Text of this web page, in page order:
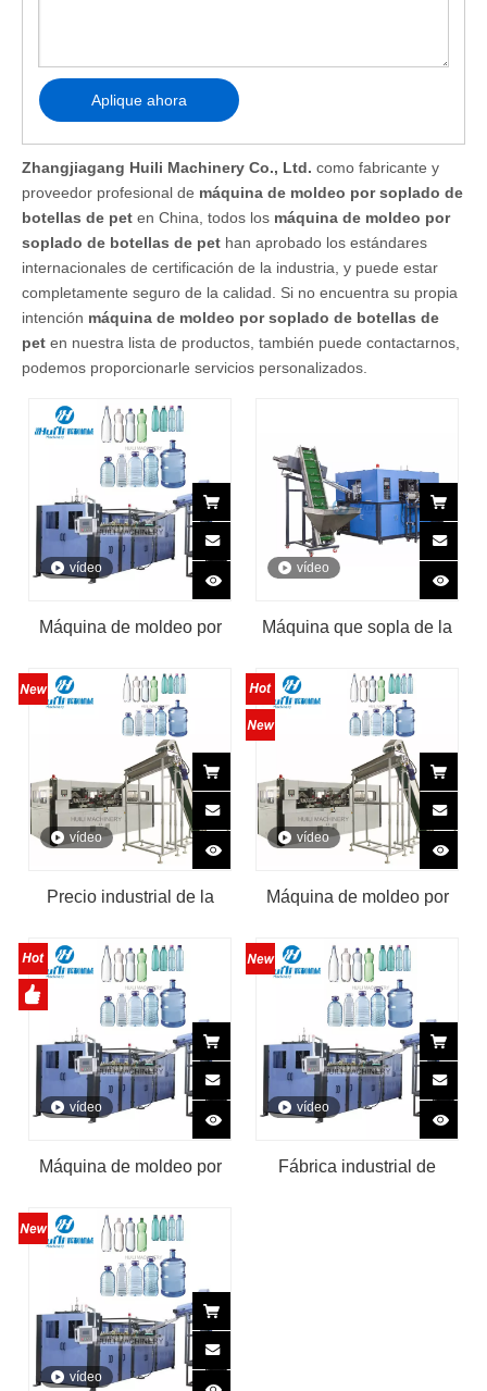
Aplique ahora
Zhangjiagang Huili Machinery Co., Ltd. como fabricante y
proveedor profesional de máquina de moldeo por soplado de
botellas de pet en China, todos los máquina de moldeo por
soplado de botellas de pet han aprobado los estándares
internacionales de certificación de la industria, y puede estar
completamente seguro de la calidad. Si no encuentra su propia
intención máquina de moldeo por soplado de botellas de
pet en nuestra lista de productos, también puede contactarnos,
podemos proporcionarle servicios personalizados.
vídeo
Máquina de moldeo por
mascotas que ahorra
energía
vídeo
Máquina que sopla de la
servo de la máquina del
moldeo por insuflación de
aire comprimido de la
botella plástica del animal
doméstico
vídeo
Precio industrial de la
soplado de botellas pet de
gran capacidad
vídeo
Máquina de moldeo por
inyección de plástico,
máquina de moldeo por
soplado de botellas de
PET
vídeo
Máquina de moldeo por
agua para mascotas,
completamente
automática, 2 y 4
cavidades, 1,5 litros
vídeo
Fábrica industrial de
vídeo